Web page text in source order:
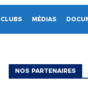
CLUBS MÉDIAS
NOS PARTENAIRES